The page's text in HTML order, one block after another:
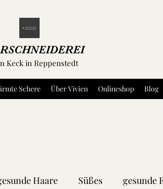
Keck in Reppenstedt
Schere Über Vivien Onlineshop Blog
Haare Süßes gesunde